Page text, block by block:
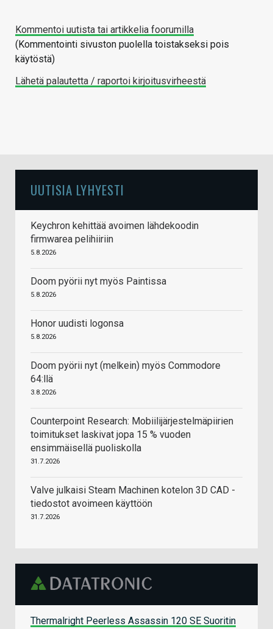
Kommentoi uutista tai artikkelia foorumilla
(Kommentointi sivuston puolella toistakseksi pois
käytöstä)
Lähetä palautetta / raportoi kirjoitusvirheestä
UUTISIA LYHYESTI
Keychron kehittää avoimen lähdekoodin
firmwarea pelihiiriin
5.8.2026
Doom pyörii nyt myös Paintissa
5.8.2026
Honor uudisti logonsa
5.8.2026
Doom pyörii nyt (melkein) myös Commodore
64:llä
3.8.2026
Counterpoint Research: Mobiilijärjestelmäpiirien
toimitukset laskivat jopa 15 % vuoden
ensimmäisellä puoliskolla
31.7.2026
Valve julkaisi Steam Machinen kotelon 3D CAD -
tiedostot avoimeen käyttöön
31.7.2026
Thermalright Peerless Assassin 120 SE Suoritin